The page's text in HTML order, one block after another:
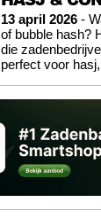
13 april 2026 -
of bubble hash?
die
perfect voor